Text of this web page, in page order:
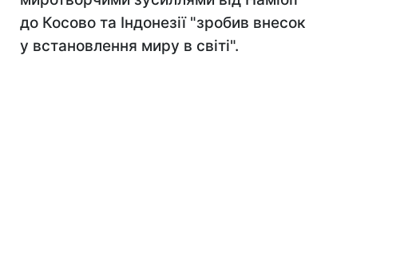
до Косово та Індонезії "зробив внесок
у встановлення миру в світі".